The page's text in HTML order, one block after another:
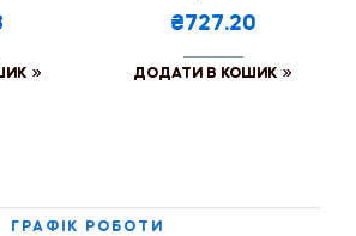
₴727.20
ДОДАТИ В КОШИК
ГРАФІК РОБОТИ